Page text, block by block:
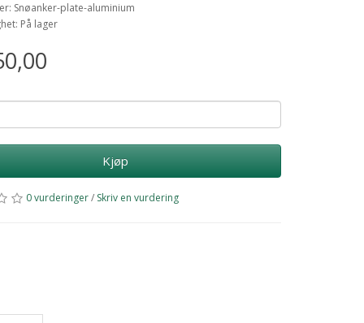
Snøanker-plate-aluminium
På lager
Kjøp
0 vurderinger/ Skriv en vurdering